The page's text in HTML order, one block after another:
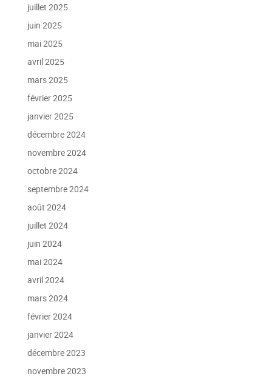
juillet 2025
juin 2025
mai 2025
avril 2025
mars 2025
février 2025
janvier 2025
décembre 2024
novembre 2024
octobre 2024
septembre 2024
août 2024
juillet 2024
juin 2024
mai 2024
avril 2024
mars 2024
février 2024
janvier 2024
décembre 2023
novembre 2023